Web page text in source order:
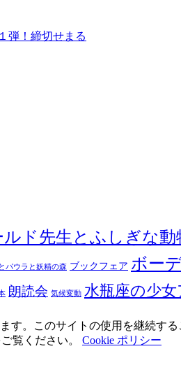
弾！締切せまる
ド先生とふしぎな動
パウラと妖精の森 ブックフェア ボー
朗読会 気候変動 水瓶座の少
す。このサイトの使用を継続す
覧ください。 Cookie ポリシー